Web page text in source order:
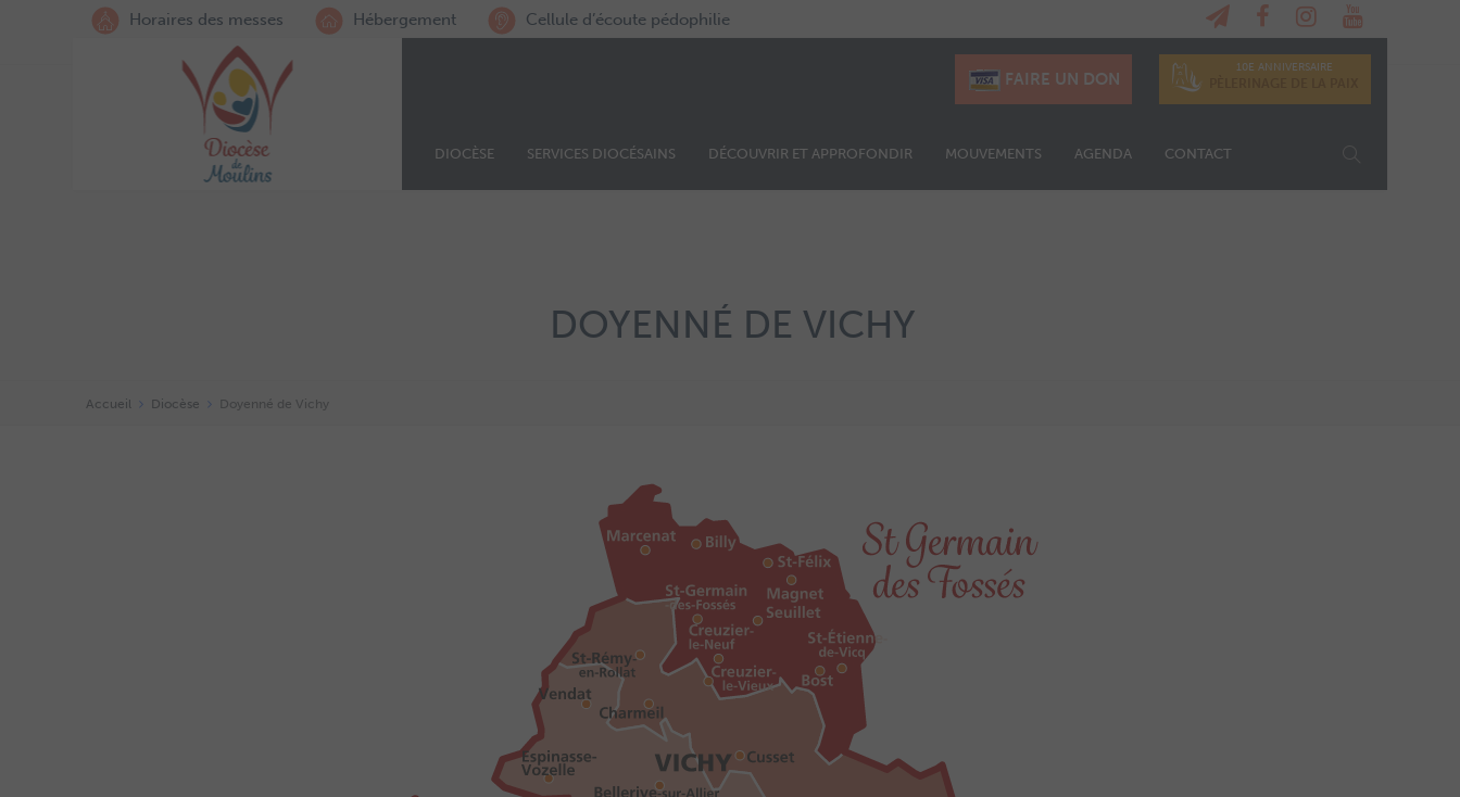
Horaires des messes Hébergement Cellule d’écoute pédophilie
FAIRE UN DON
10E ANNIVERSAIRE
DIOCÈSE SERVICES DIOCÉSAINS DÉCOUVRIR ET APPROFONDIR MOUVEMENTS AGENDA CONTACT
DOYENNÉ DE VICHY
Accueil Diocèse Doyenné de Vichy